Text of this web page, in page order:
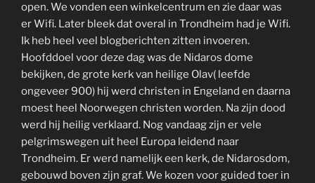
open. We vonden een winkelcentrum en zie daar was
er Wifi. Later bleek dat overal in Trondheim had je Wifi.
Ik heb heel veel blogberichten zitten invoeren.
Hoofddoel voor deze dag was de Nidaros dome
bekijken, de grote kerk van heilige Olav( leefde
ongeveer 900) hij werd christen in Engeland en daarna
moest heel Noorwegen christen worden. Na zijn dood
werd hij heilig verklaard. Nog vandaag zijn er vele
pelgrimswegen uit heel Europa leidend naar
Trondheim. Er werd namelijk een kerk, de Nidarosdom,
gebouwd boven zijn graf. We kozen voor guided toer in